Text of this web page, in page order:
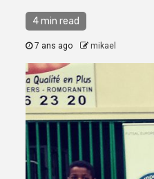
4 min read
7 ans ago mikael